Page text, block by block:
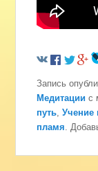
Запись
Медитации с
путь ,Учение
пламя .